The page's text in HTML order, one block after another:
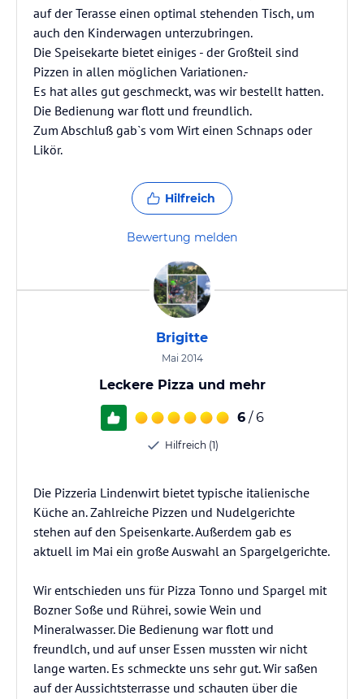
auf der Terasse einen optimal stehenden Tisch, um
auch den Kinderwagen unterzubringen.
Die Speisekarte bietet einiges - der Großteil sind
Pizzen in allen möglichen Variationen.-
Es hat alles gut geschmeckt, was wir bestellt hatten.
Die Bedienung war flott und freundlich.
Zum Abschluß gab`s vom Wirt einen Schnaps oder
Likör.
Hilfreich
Bewertung melden
Brigitte
Mai 2014
Leckere Pizza und mehr
6 / 6
Hilfreich (1)
Die Pizzeria Lindenwirt bietet typische italienische
Küche an. Zahlreiche Pizzen und Nudelgerichte
stehen auf den Speisenkarte. Außerdem gab es
aktuell im Mai ein große Auswahl an Spargelgerichte.
Wir entschieden uns für Pizza Tonno und Spargel mit
Bozner Soße und Rührei, sowie Wein und
Mineralwasser. Die Bedienung war flott und
freundlch, und auf unser Essen mussten wir nicht
lange warten. Es schmeckte uns sehr gut. Wir saßen
auf der Aussichtsterrasse und schauten über die